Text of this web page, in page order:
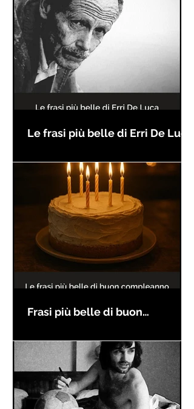
Le frasi più belle di Erri De Luca
Frasi più belle di buon